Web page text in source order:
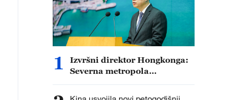
1
Izvršni direktor Hongkonga:
Severna metropola